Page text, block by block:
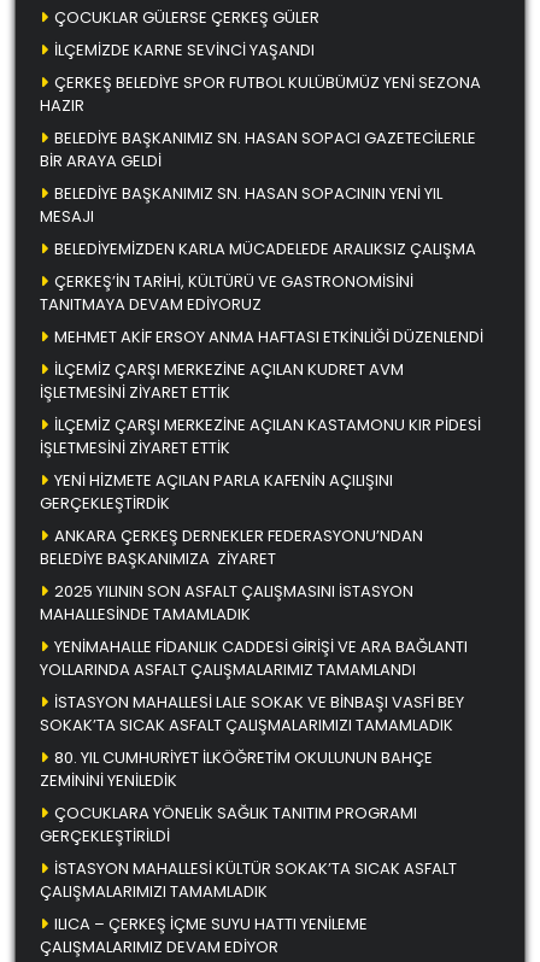
ÇOCUKLAR GÜLERSE ÇERKEŞ GÜLER
İLÇEMİZDE KARNE SEVİNCİ YAŞANDI
ÇERKEŞ BELEDİYE SPOR FUTBOL KULÜBÜMÜZ YENİ SEZONA
HAZIR
BELEDİYE BAŞKANIMIZ SN. HASAN SOPACI GAZETECİLERLE
BİR ARAYA GELDİ
BELEDİYE BAŞKANIMIZ SN. HASAN SOPACININ YENİ YIL
MESAJI
BELEDİYEMİZDEN KARLA MÜCADELEDE ARALIKSIZ ÇALIŞMA
ÇERKEŞ’İN TARİHİ, KÜLTÜRÜ VE GASTRONOMİSİNİ
TANITMAYA DEVAM EDİYORUZ
MEHMET AKİF ERSOY ANMA HAFTASI ETKİNLİĞİ DÜZENLENDİ
İLÇEMİZ ÇARŞI MERKEZİNE AÇILAN KUDRET AVM
İŞLETMESİNİ ZİYARET ETTİK
İLÇEMİZ ÇARŞI MERKEZİNE AÇILAN KASTAMONU KIR PİDESİ
İŞLETMESİNİ ZİYARET ETTİK
YENİ HİZMETE AÇILAN PARLA KAFENİN AÇILIŞINI
GERÇEKLEŞTİRDİK
ANKARA ÇERKEŞ DERNEKLER FEDERASYONU’NDAN
BELEDİYE BAŞKANIMIZA ZİYARET
2025 YILININ SON ASFALT ÇALIŞMASINI İSTASYON
MAHALLESİNDE TAMAMLADIK
YENİMAHALLE FİDANLIK CADDESİ GİRİŞİ VE ARA BAĞLANTI
YOLLARINDA ASFALT ÇALIŞMALARIMIZ TAMAMLANDI
İSTASYON MAHALLESİ LALE SOKAK VE BİNBAŞI VASFİ BEY
SOKAK’TA SICAK ASFALT ÇALIŞMALARIMIZI TAMAMLADIK
80. YIL CUMHURİYET İLKÖĞRETİM OKULUNUN BAHÇE
ZEMİNİNİ YENİLEDİK
ÇOCUKLARA YÖNELİK SAĞLIK TANITIM PROGRAMI
GERÇEKLEŞTİRİLDİ
İSTASYON MAHALLESİ KÜLTÜR SOKAK’TA SICAK ASFALT
ÇALIŞMALARIMIZI TAMAMLADIK
ILICA – ÇERKEŞ İÇME SUYU HATTI YENİLEME
ÇALIŞMALARIMIZ DEVAM EDİYOR